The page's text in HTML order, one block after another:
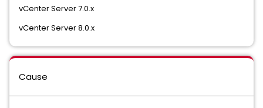
vCenter Server 7.0.x
vCenter Server 8.0.x
Cause